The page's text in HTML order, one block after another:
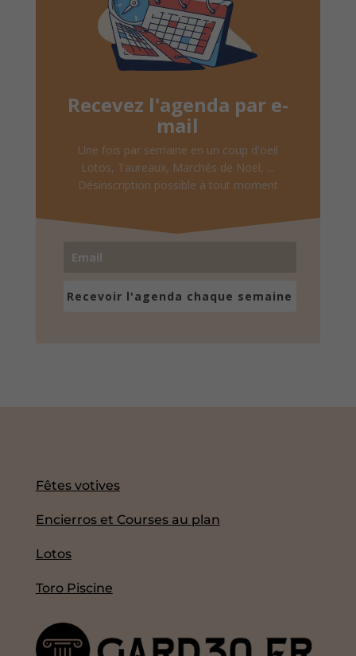
Recevez l'agenda par e-
mail
Une fois par semaine en un coup d'oeil
Lotos, Taureaux, Marchés de Noël, ...
Désinscription possible à tout moment
Recevoir l'agenda chaque semaine
Fêtes votives
Encierros et Courses au plan
Lotos
Toro Piscine